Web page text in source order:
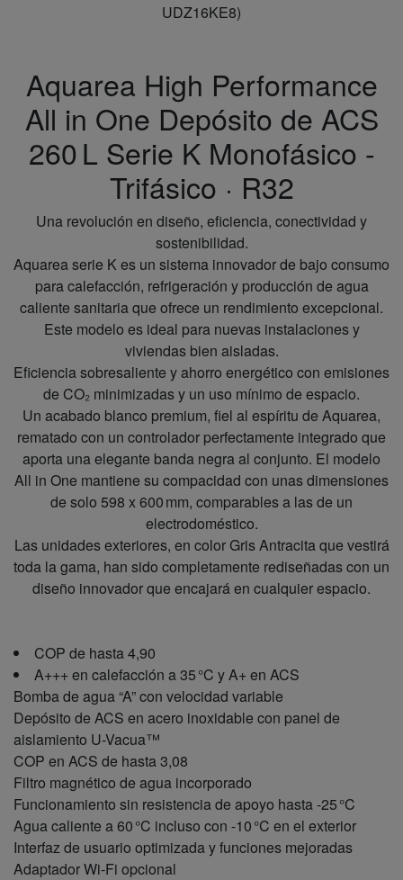
UDZ16KE8)
Aquarea High Performance
All in One Depósito de ACS
260 L Serie K Monofásico -
Trifásico · R32
Una revolución en diseño, eficiencia, conectividad y
sostenibilidad.
Aquarea serie K es un sistema innovador de bajo consumo
para calefacción, refrigeración y producción de agua
caliente sanitaria que ofrece un rendimiento excepcional.
Este modelo es ideal para nuevas instalaciones y
viviendas bien aisladas.
Eficiencia sobresaliente y ahorro energético con emisiones
de CO₂ minimizadas y un uso mínimo de espacio.
Un acabado blanco premium, fiel al espíritu de Aquarea,
rematado con un controlador perfectamente integrado que
aporta una elegante banda negra al conjunto. El modelo
All in One mantiene su compacidad con unas dimensiones
de solo 598 x 600 mm, comparables a las de un
electrodoméstico.
Las unidades exteriores, en color Gris Antracita que vestirá
toda la gama, han sido completamente rediseñadas con un
diseño innovador que encajará en cualquier espacio.
COP de hasta 4,90
A+++ en calefacción a 35 °C y A+ en ACS
Bomba de agua “A” con velocidad variable
Depósito de ACS en acero inoxidable con panel de
aislamiento U-Vacua™
COP en ACS de hasta 3,08
Filtro magnético de agua incorporado
Funcionamiento sin resistencia de apoyo hasta -25 °C
Agua caliente a 60 °C incluso con -10 °C en el exterior
Interfaz de usuario optimizada y funciones mejoradas
Adaptador Wi-Fi opcional